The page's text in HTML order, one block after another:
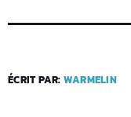
ÉCRIT PAR: WARMELIN